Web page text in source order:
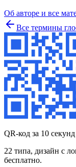
Об авторе и все
Все термины
QR-код за 10 секунд
22 типа, дизайн с
бесплатно.